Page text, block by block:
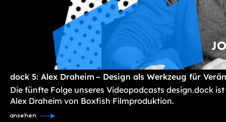
dock 5: Alex Draheim – Design als Werkzeug für
Die fünfte Folge unseres Videopodcasts design.dock
Alex Draheim von Boxfish Filmproduktion.
ansehen